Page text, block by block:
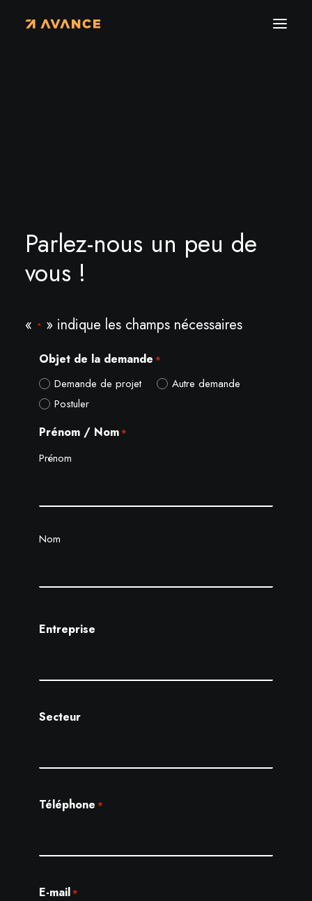
Parlez-nous un peu de
vous !
« * » indique les champs nécessaires
Objet de la demande *
Demande de projet
Autre demande
Postuler
Prénom / Nom*
Prénom
Nom
Entreprise
Secteur
Téléphone *
E-mail*